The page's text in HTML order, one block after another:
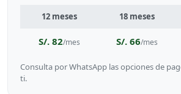
12 meses 18 meses
S/. 82/mes S/. 66/mes
Consulta por WhatsApp las opciones de
ti.